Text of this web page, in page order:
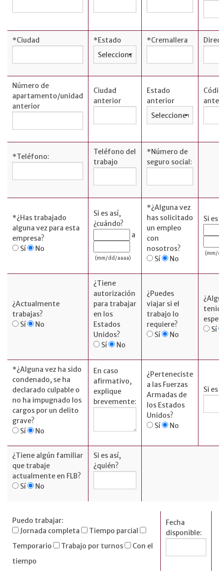
Proceso de
préstamo
hipotecario
Solicitar una
hipoteca
Préstamos
hipotecarios
English
bancarios
Recursos
Realiza tus
bancarias en
Noticias y
eventos
emergencias
English
AFILIADOS
Seguros
FLNB
Inversiones
Ameriprise
Compañía de
Títulos
Liberty
*Ciudad *Estado *Cremallera
Número de
apartamento/unidad
anterior
Ciudad
anterior
Estado
anterior
*Teléfono:
Teléfono del
trabajo
*Número de
seguro social:
*¿Has trabajado
alguna vez para esta
empresa?
Sí
No
Si es así,
¿cuándo?
a
(mm/dd/aaaa)
*¿Alguna vez
has solicitado
un empleo
con
nosotros?
Sí
No
Si
¿Actualmente
trabajas?
Sí
No
¿Tiene
autorización
para trabajar
en los
Estados
Unidos?
Sí
No
¿Puedes
viajar si el
trabajo lo
requiere?
Sí
No
Sí
*¿Alguna vez ha sido
condenado, se ha
declarado culpable o
no ha impugnado los
cargos por un delito
grave?
Sí
No
En caso
afirmativo,
explique
brevemente:
¿Perteneciste
a las Fuerzas
Armadas de
los Estados
Unidos?
Sí
No
Si
¿Tiene algún familiar
que trabaje
actualmente en FLB?
Sí
No
Si es así,
¿quién?
Puedo trabajar:
Jornada completa
Tiempo parcial
Temporario
Trabajo por turnos
Con el
tiempo
Fecha
disponible: